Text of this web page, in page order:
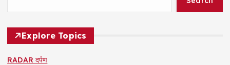
Explore Topics
RADAR दर्पण